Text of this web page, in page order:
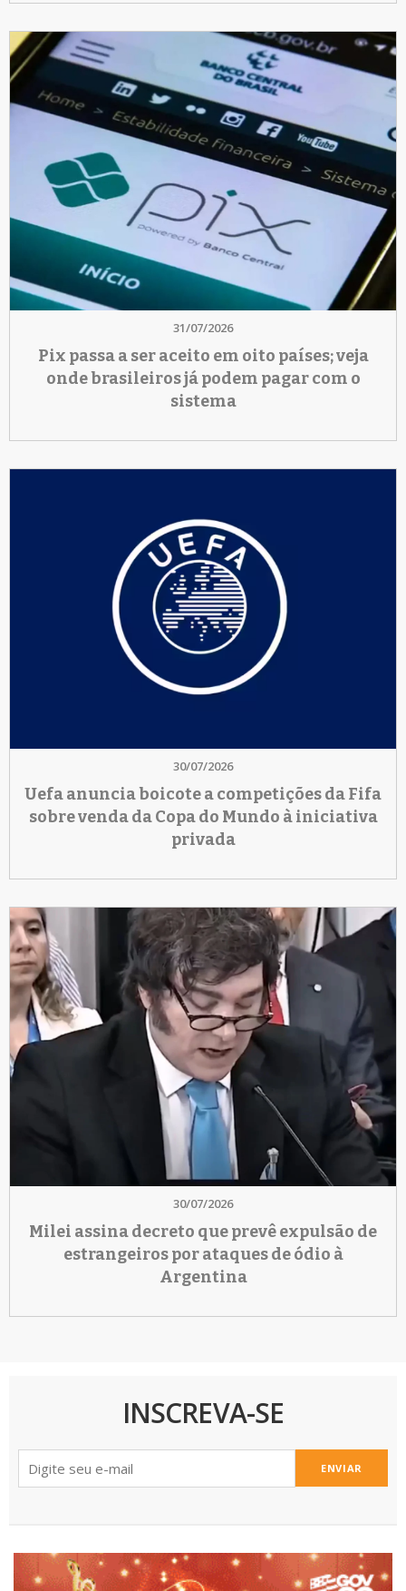
31/07/2026
Pix passa a ser aceito em oito países; veja
onde brasileiros já podem pagar com o
sistema
30/07/2026
Uefa anuncia boicote a competições da Fifa
sobre venda da Copa do Mundo à iniciativa
privada
30/07/2026
Milei assina decreto que prevê expulsão de
estrangeiros por ataques de ódio à
Argentina
INSCREVA-SE
ENVIAR